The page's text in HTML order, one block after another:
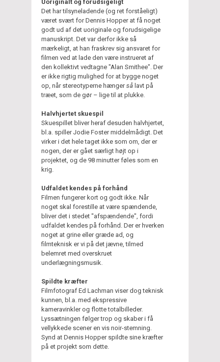
Uoriginalt og forudsigeligt
Det har tilsyneladende (og ret forståeligt)
været svært for Dennis Hopper at få noget
godt ud af det uoriginale og forudsigelige
manuskript. Det var derfor ikke så
mærkeligt, at han fraskrev sig ansvaret for
filmen ved at lade den være instrueret af
den kollektivt vedtagne "Alan Smithee". Der
er ikke rigtig mulighed for at bygge noget
op, når stereotyperne hængerså lavt på
træet, som de gør – lige til at plukke.
Halvhjertet skuespil
Skuespillet bliver heraf desuden halvhjertet,
bl.a. spiller Jodie Foster middelmådigt. Det
virker i det hele taget ikke som om, der er
nogen, der er gået særligt højt op i
projektet, og de 98 minutter føles som en
krig.
Udfaldet kendes på forhånd
Filmen fungerer kort og godt ikke. Når
noget skal forestille at være spændende,
bliver det i stedet "afspændende", fordi
udfaldet kendes på forhånd. Der er hverken
noget at grine eller græde ad, og
filmteknisk er vi på det jævne, tilmed
belemret med overskruet
underlægningsmusik.
Spildte kræfter
Filmfotograf Ed Lachman viser dog teknisk
kunnen, bl.a. med ekspressive
kameravinkler og flotte totalbilleder.
Lyssætningen følger trop og skaber i få
vellykkede scener en vis noir-stemning.
Synd at Dennis Hopper spildte sine kræfter
på et projekt som dette.